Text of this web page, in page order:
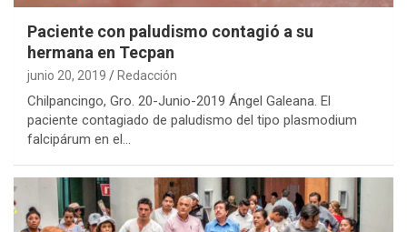
Paciente con paludismo contagió a su
hermana en Tecpan
junio 20, 2019 Redacción
Chilpancingo, Gro. 20-Junio-2019 Ángel Galeana. El
paciente contagiado de paludismo del tipo plasmodium
falcipárum en el…